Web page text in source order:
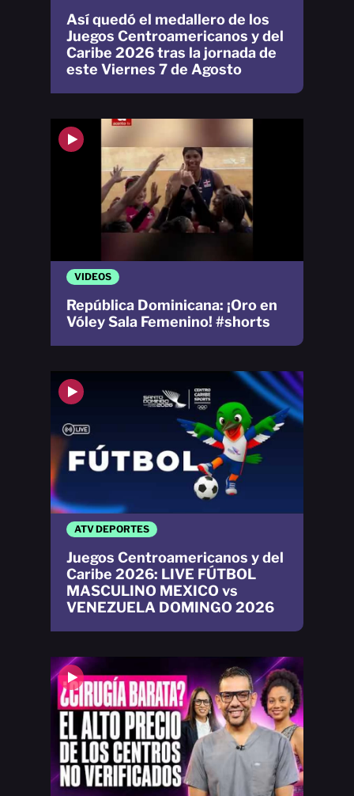
VIDEOS
República Dominicana: ¡Oro en
Vóley Sala Femenino! #shorts
Así quedó el medallero de los
Juegos Centroamericanos y del
Caribe 2026 tras la jornada de
este Viernes 7 de Agosto
ATV DEPORTES
Juegos Centroamericanos y del
Caribe 2026: LIVE FÚTBOL
MASCULINO MEXICO vs
VENEZUELA DOMINGO 2026